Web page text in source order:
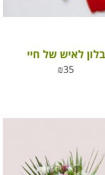
בלון לאיש של חיי
₪35